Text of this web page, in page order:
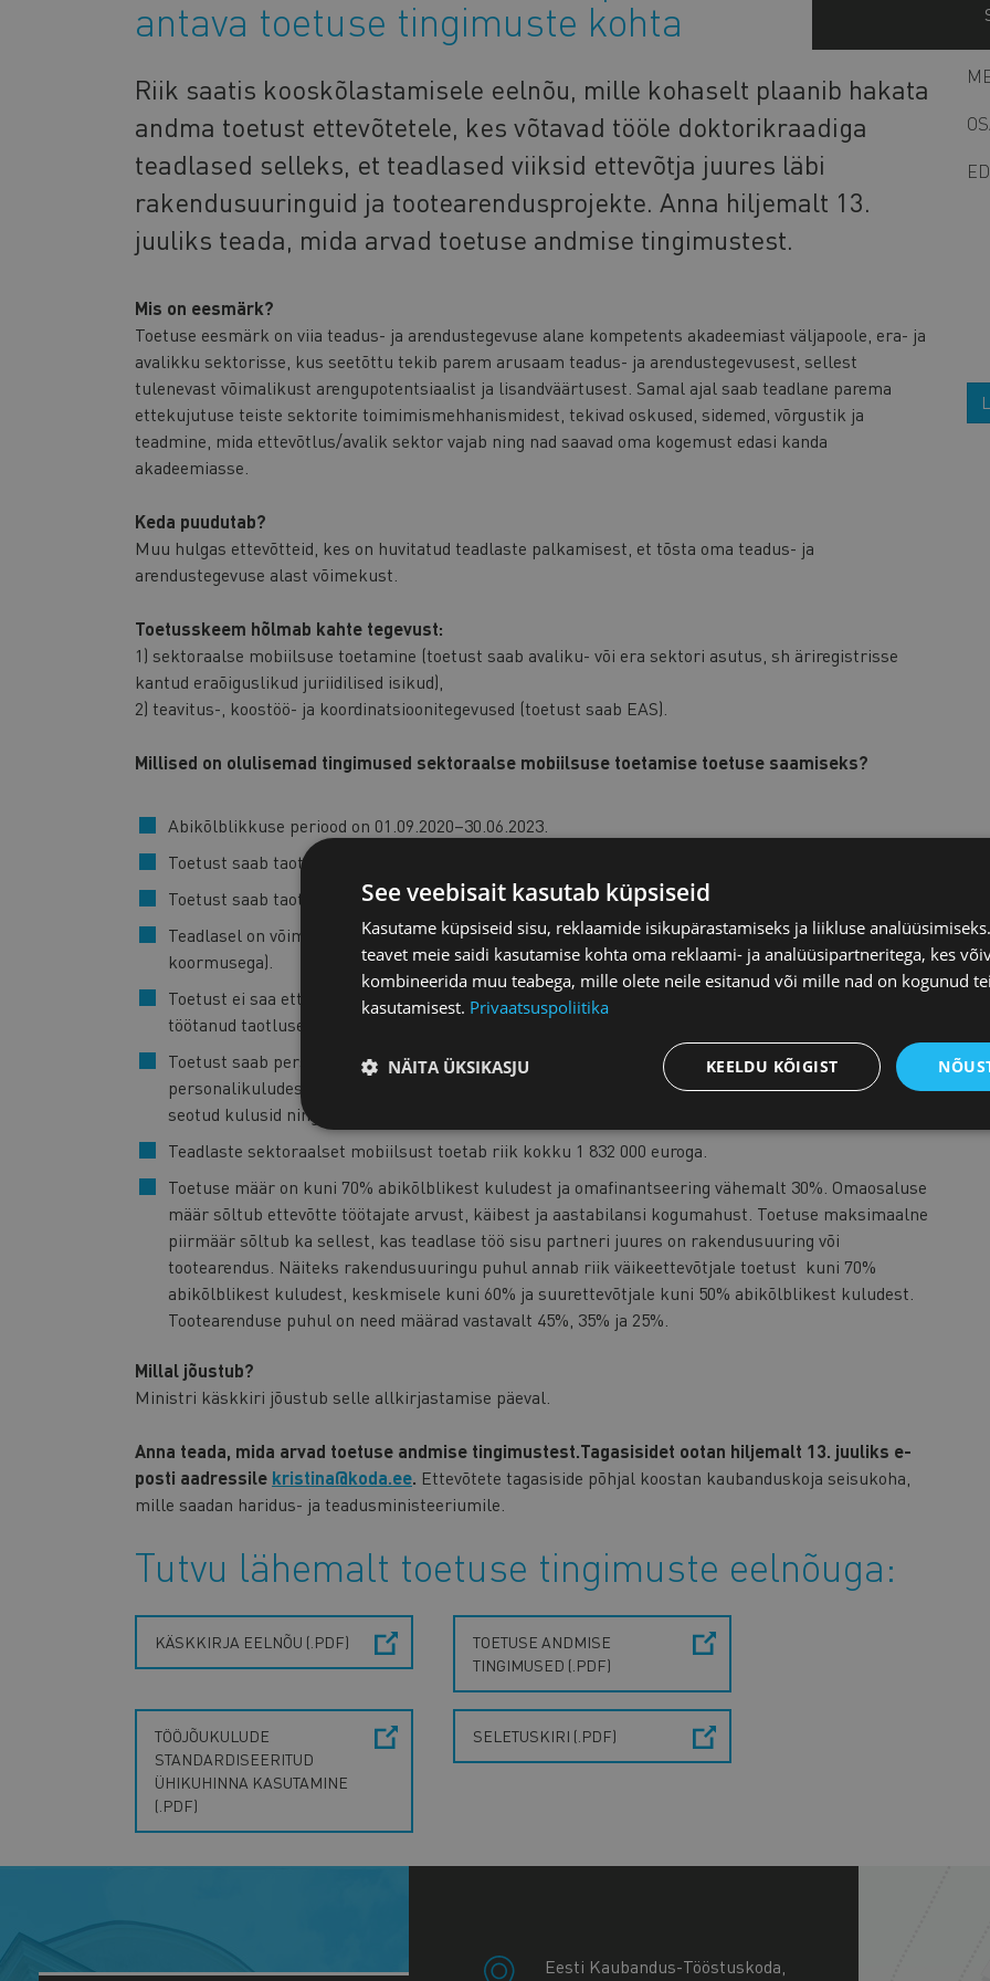
antava toetuse tingimuste kohta
Riik saatis kooskõlastamisele eelnõu, mille kohaselt plaanib hakata
andma toetust ettevõtetele, kes võtavad tööle doktorikraadiga
teadlased selleks, et teadlased viiksid ettevõtja juures läbi
rakendusuuringuid ja tootearendusprojekte. Anna hiljemalt 13.
juuliks teada, mida arvad toetuse andmise tingimustest.
Mis on eesmärk?
Toetuse eesmärk on viia teadus- ja arendustegevuse alane kompetents akadeemiast väljapoole, era- ja
avalikku sektorisse, kus seetõttu tekib parem arusaam teadus- ja arendustegevusest, sellest
tulenevast võimalikust arengupotentsiaalist ja lisandväärtusest. Samal ajal saab teadlane parema
ettekujutuse teiste sektorite toimimismehhanismidest, tekivad oskused, sidemed, võrgustik ja
teadmine, mida ettevõtlus/avalik sektor vajab ning nad saavad oma kogemust edasi kanda
akadeemiasse.
Keda puudutab?
Muu hulgas ettevõtteid, kes on huvitatud teadlaste palkamisest, et tõsta oma teadus- ja
arendustegevuse alast võimekust.
Toetusskeem hõlmab kahte tegevust:
1) sektoraalse mobiilsuse toetamine (toetust saab avaliku- või era sektori asutus, sh äriregistrisse
kantud eraõiguslikud juriidilised isikud),
2) teavitus-, koostöö- ja koordinatsioonitegevused (toetust saab EAS).
Millised on olulisemad tingimused sektoraalse mobiilsuse toetamise toetuse saamiseks?
Abikõlblikkuse periood on 01.09.2020–30.06.2023.
Toetust saab taotleda maksimaalselt kahe teadlase palkamiseks.
Toetust saab taotleda minimaalselt 3 kuuks ja maksimaalselt 2 aastaks.
Teadlasel on võimalus töötada toetuse saaja juures osalise koormusega (minimaalselt 0,5
koormusega).
Toetust ei saa ettevõte, kus teadlane on ise osanik või juhtorgani liige või on selles ettevõttes
töötanud taotluse esitamise kuupäevale eelnenud aasta jooksul vähemalt 3 kuud.
Toetust saab personalikulude (ühikuhinna alusel) ja kaudsete kulude jaoks (40%
personalikuludest). Toetusest maksab ettevõte teadlasele palka, katab teadlase teadustööga
seotud kulusid ning tagab teadustöö elluviimiseks vajaliku töökeskkonna.
Teadlaste sektoraalset mobiilsust toetab riik kokku 1 832 000 euroga.
Toetuse määr on kuni 70% abikõlblikest kuludest ja omafinantseering vähemalt 30%. Omaosaluse
määr sõltub ettevõtte töötajate arvust, käibest ja aastabilansi kogumahust. Toetuse maksimaalne
piirmäär sõltub ka sellest, kas teadlase töö sisu partneri juures on rakendusuuring või
tootearendus. Näiteks rakendusuuringu puhul annab riik väikeettevõtjale toetust kuni 70%
abikõlblikest kuludest, keskmisele kuni 60% ja suurettevõtjale kuni 50% abikõlblikest kuludest.
Tootearenduse puhul on need määrad vastavalt 45%, 35% ja 25%.
Millal jõustub?
Ministri käskkiri jõustub selle allkirjastamise päeval.
Anna teada, mida arvad toetuse andmise tingimustest.Tagasisidet ootan hiljemalt 13. juuliks e-
posti aadressile kristina@koda.ee. Ettevõtete tagasiside põhjal koostan kaubanduskoja seisukoha,
mille saadan haridus- ja teadusministeeriumile.
Tutvu lähemalt toetuse tingimuste eelnõuga:
KÄSKKIRJA EELNÕU (.PDF)
TOETUSE ANDMISE
TINGIMUSED (.PDF)
TÖÖJÕUKULUDE
STANDARDISEERITUD
ÜHIKUHINNA KASUTAMINE
(.PDF)
SELETUSKIRI (.PDF)
Eesti Kaubandus-Tööstuskoda,
See veebisait kasutab küpsiseid
Kasutame küpsiseid sisu, reklaamide isikupärastamiseks ja liikluse
teavet meie saidi kasutamise kohta oma reklaami- ja analüüsipartneritega, kes
kombineerida muu teabega, mille olete neile esitanud või mille nad on kogunud
kasutamisest. Privaatsuspoliitika
KEELDU KÕIGIST
NÄITA ÜKSIKASJU